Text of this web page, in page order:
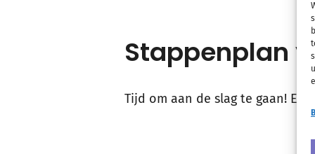
Stappenplan
Tijd om aan de slag te gaan!